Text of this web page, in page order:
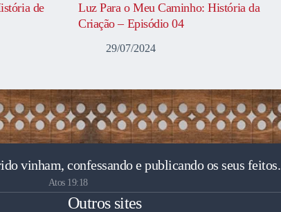
de
Luz Para o Meu Caminho: História da
Criação – Episódio 04
29/07/2024
vinham, confessando e publicando os seus feitos.
Atos 19:18
Outros sites